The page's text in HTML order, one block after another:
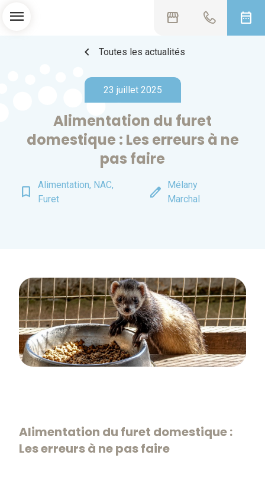
storefront date_range
menu
chevron_left Toutes les actualités
23 juillet 2025
Alimentation du furet
domestique : Les erreurs à ne
pas faire
bookmark_border
Alimentation, NAC,
Furet
edit
Mélany
Marchal
Alimentation du furet domestique :
Les erreurs à ne pas faire